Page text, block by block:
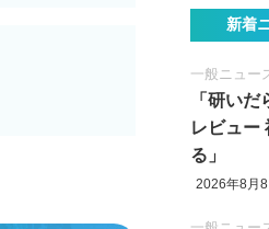
新着
一般ニュー
「研い
レビュー
る」
2026年8月